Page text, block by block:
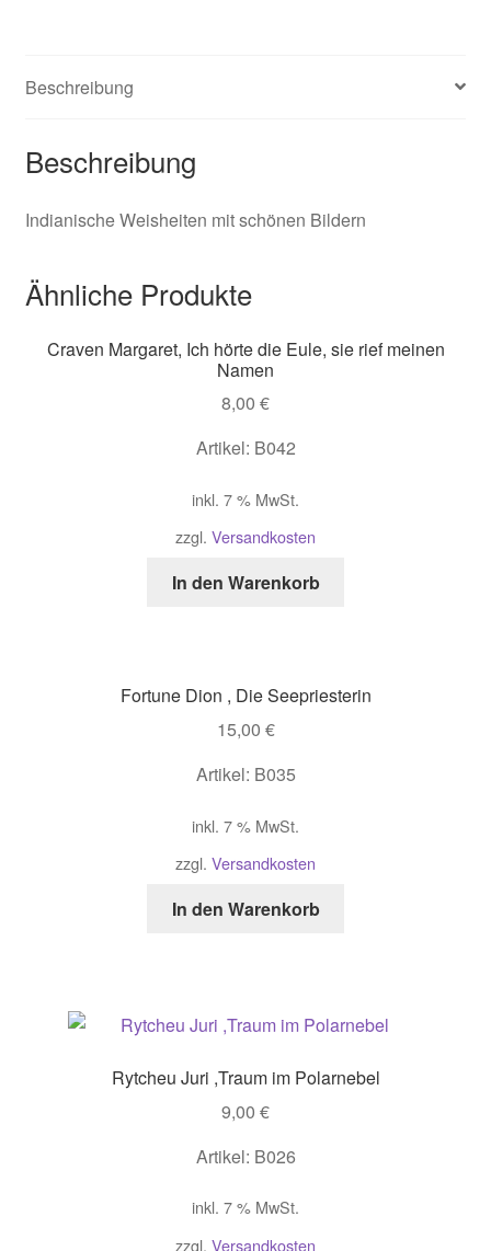
Beschreibung
Beschreibung
Indianische Weisheiten mit schönen Bildern
Ähnliche Produkte
Craven Margaret, Ich hörte die Eule, sie rief meinen
Namen
8,00 €
Artikel: B042
inkl. 7 % MwSt.
zzgl. Versandkosten
In den Warenkorb
Fortune Dion , Die Seepriesterin
15,00 €
Artikel: B035
inkl. 7 % MwSt.
zzgl. Versandkosten
In den Warenkorb
Rytcheu Juri ,Traum im Polarnebel
9,00 €
Artikel: B026
inkl. 7 % MwSt.
zzgl. Versandkosten